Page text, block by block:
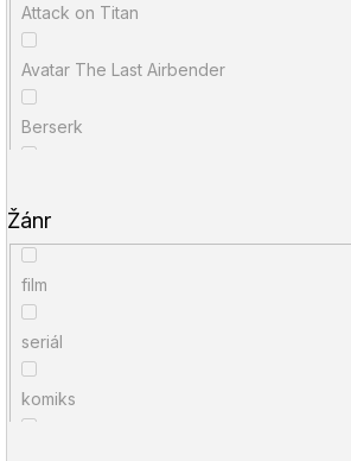
Kojoharu Gotóge
Hidenori Kusaka
Kaiu Širai
Júsuke Murata
Adžičika
Kore Jamazaki
Takumi Fukui
Zanir
Slovart
Zoner Press
HOST
Talpress
Hanami
YOLI
Attack on Titan
Avatar The Last Airbender
Berserk
Blue Lock
Bungó
Captain Laserhawk
Dandadan
Žánr
film
seriál
komiks